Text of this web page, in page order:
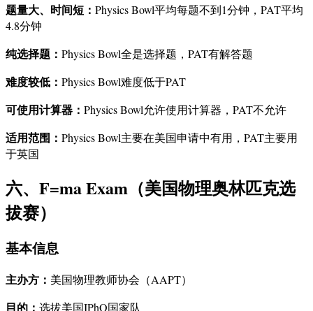
题量大、时间短： Physics Bowl平均每题不到1分钟，PAT平均
4.8分钟
纯选择题： Physics Bowl全是选择题，PAT有解答题
难度较低： Physics Bowl难度低于PAT
可使用计算器： Physics Bowl允许使用计算器，PAT不允许
适用范围： Physics Bowl主要在美国申请中有用，PAT主要用
于英国
六、F=ma Exam（美国物理奥林匹克选
拔赛）
基本信息
主办方： 美国物理教师协会（AAPT）
目的： 选拔美国IPhO国家队